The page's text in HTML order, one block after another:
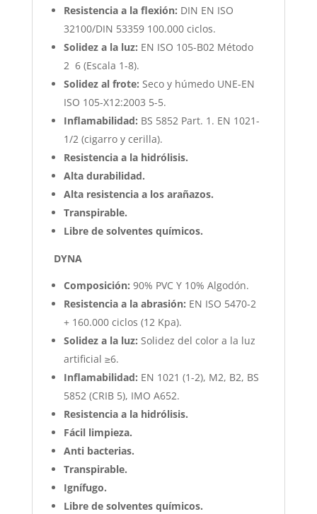
Resistencia a la flexión: DIN EN ISO
32100/DIN 53359 100.000 ciclos.
Solidez a la luz: EN ISO 105-B02 Método
2 6 (Escala 1-8).
Solidez al frote: Seco y húmedo UNE-EN
ISO 105-X12:2003 5-5.
Inflamabilidad: BS 5852 Part. 1. EN 1021-
1/2 (cigarro y cerilla).
Resistencia a la hidrólisis.
Alta durabilidad.
Alta resistencia a los arañazos.
Transpirable.
Libre de solventes químicos.
DYNA
Composición: 90% PVC Y 10% Algodón.
Resistencia a la abrasión: EN ISO 5470-2
+ 160.000 ciclos (12 Kpa).
Solidez a la luz: Solidez del color a la luz
artificial ≥6.
Inflamabilidad: EN 1021 (1-2), M2, B2, BS
5852 (CRIB 5), IMO A652.
Resistencia a la hidrólisis.
Fácil limpieza.
Anti bacterias.
Transpirable.
Ignífugo.
Libre de solventes químicos.